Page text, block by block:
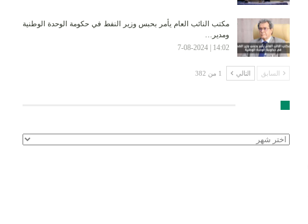
مكتب النائب العام يأمر بحبس وزير النفط في حكومة الوحدة الوطنية
ومدير…
14:02 | 7-08-2024
السابق التالي 1 من 382
الأرشيف